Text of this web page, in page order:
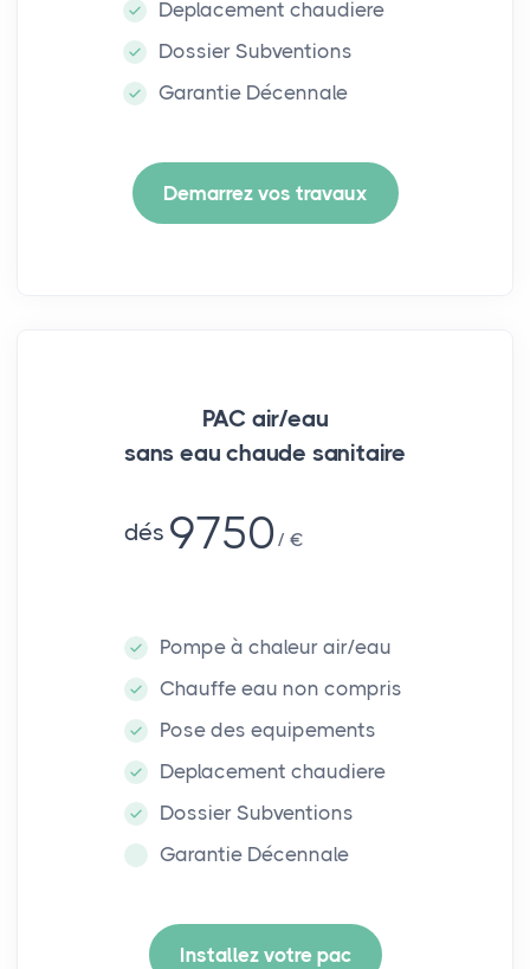
Deplacement chaudiere
Dossier Subventions
Garantie Décennale
Demarrez vos travaux
PAC air/eau
sans eau chaude sanitaire
dés 9750 €
Pompe à chaleur air/eau
Chauffe eau non compris
Pose des equipements
Deplacement chaudiere
Dossier Subventions
Garantie Décennale
Installez votre pac